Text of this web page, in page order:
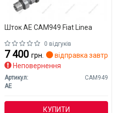
Шток AE CAM949 Fiat Linea
0 відгуків
7 400 грн.
відправка завтра
Неповернення
Артикул:
CAM949
AE
КУПИТИ